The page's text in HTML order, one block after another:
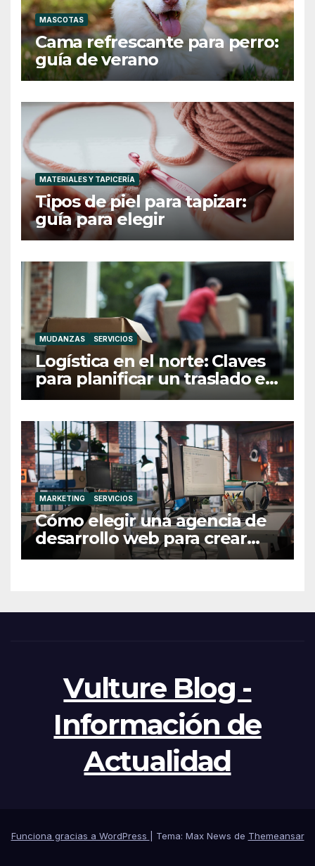
MASCOTAS
Cama refrescante para perro:
guía de verano
MATERIALES Y TAPICERÍA
Tipos de piel para tapizar:
guía para elegir
MUDANZAS SERVICIOS
Logística en el norte: Claves
para planificar un traslado en
Galicia
MARKETING SERVICIOS
Cómo elegir una agencia de
desarrollo web para crear
una web profesional y eficaz
Vulture Blog -
Información de
Actualidad
Funciona gracias a WordPress Tema: Max News de Themeansar